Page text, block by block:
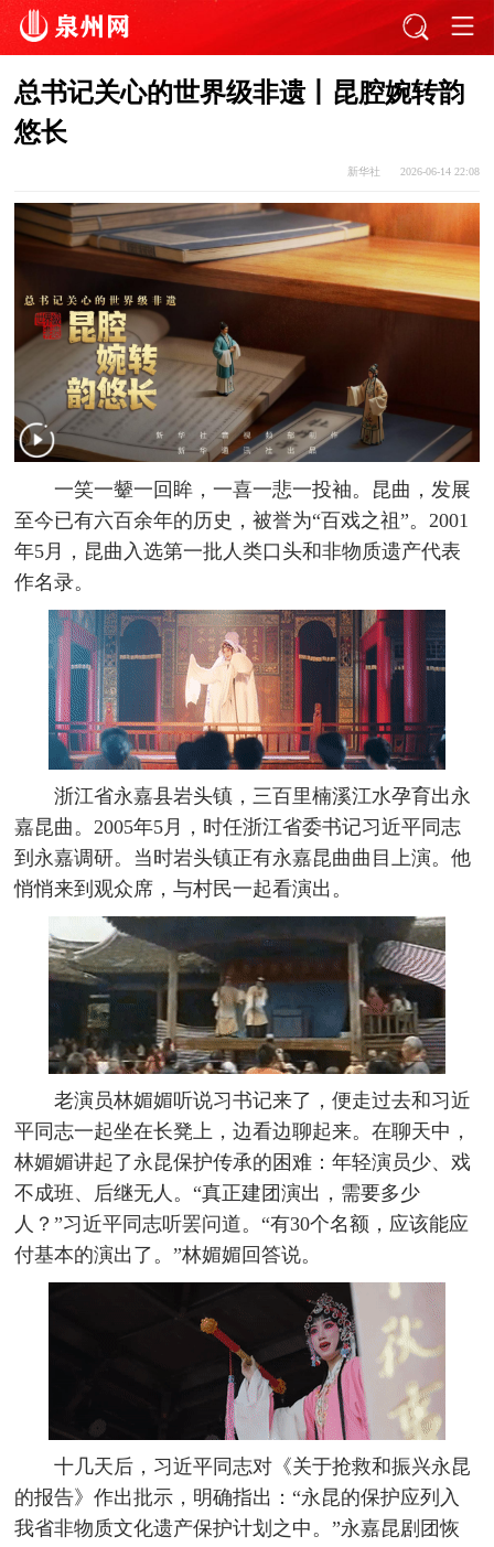
总书记关心的世界级非遗丨昆腔婉转韵
悠长
新华社 2026-06-14 22:08
一笑一颦一回眸，一喜一悲一投袖。昆曲，发展
至今已有六百余年的历史，被誉为“百戏之祖”。2001
年5月，昆曲入选第一批人类口头和非物质遗产代表
作名录。
浙江省永嘉县岩头镇，三百里楠溪江水孕育出永
嘉昆曲。2005年5月，时任浙江省委书记习近平同志
到永嘉调研。当时岩头镇正有永嘉昆曲曲目上演。他
悄悄来到观众席，与村民一起看演出。
老演员林媚媚听说习书记来了，便走过去和习近
平同志一起坐在长凳上，边看边聊起来。在聊天中，
林媚媚讲起了永昆保护传承的困难：年轻演员少、戏
不成班、后继无人。“真正建团演出，需要多少
人？”习近平同志听罢问道。“有30个名额，应该能应
付基本的演出了。”林媚媚回答说。
十几天后，习近平同志对《关于抢救和振兴永昆
的报告》作出批示，明确指出：“永昆的保护应列入
我省非物质文化遗产保护计划之中。”永嘉昆剧团恢